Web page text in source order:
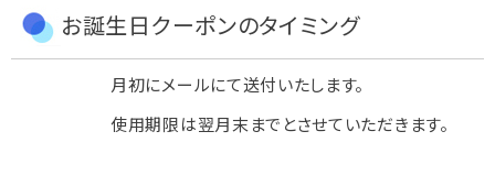
お誕生日クーポンのタイミング
月初にメールにて送付いたします。
使用期限は翌月末までとさせていただきます。